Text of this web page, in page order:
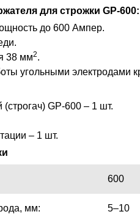
для строжки GP-600:
до 600 Ампер.
38 мм2.
угольными электродами
GP-600 – 1 шт.
– 1 шт.
600
мм: 5–10